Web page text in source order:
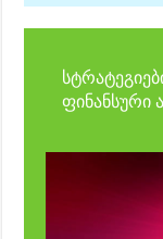
ფინანსური